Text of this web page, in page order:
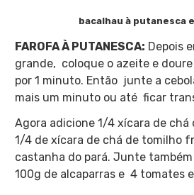
bacalhau à putanesca
FAROFA À PUTANESCA: Depois
grande, coloque o azeite e
por 1 minuto. Então junte a
mais um minuto ou até ficar
Agora adicione 1/4 xícara de chá
1/4 de xícara de chá de tomilho
castanha do pará. Junte
100g de alcaparras e 4 tomates